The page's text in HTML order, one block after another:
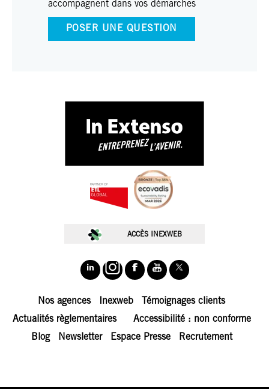
accompagnent dans vos démarches
POSER UNE QUESTION
ACCÈS INEXWEB
Nos agences Inexweb
Témoignages clients
Actualités règlementaires
Accessibilité : non conforme
Blog
Newsletter Espace Presse Recrutement